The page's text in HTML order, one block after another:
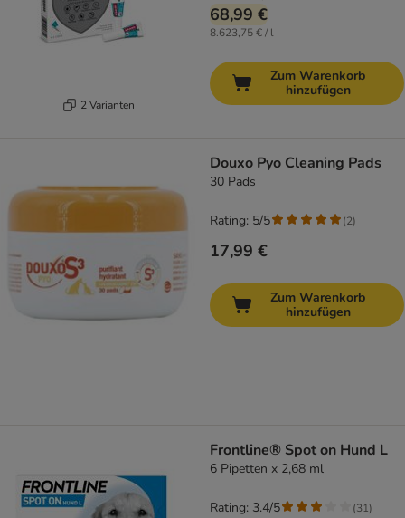
2 Varianten
68,99 €
8.623,75 € / l
Zum Warenkorb
hinzufügen
Douxo Pyo Cleaning Pads
30 Pads
17,99 €
Rating: 5/5 (2)
Zum Warenkorb
hinzufügen
Frontline® Spot on Hund L
6 Pipetten x 2,68 ml
Rating: 3.4/5 (31)